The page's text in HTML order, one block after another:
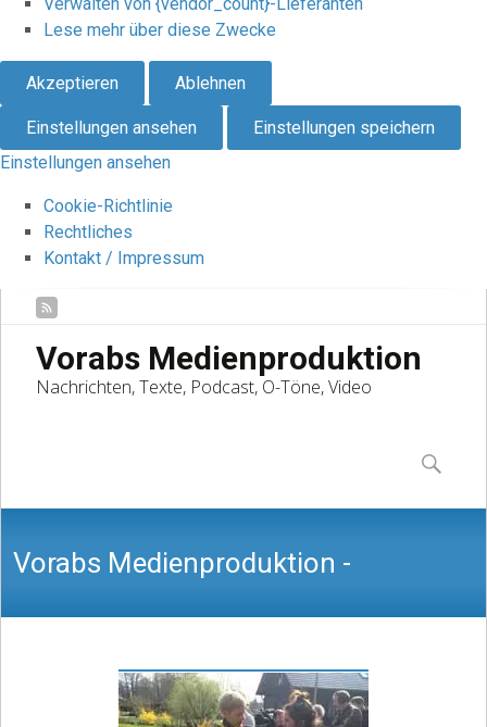
Lese mehr über diese Zwecke
Akzeptieren Ablehnen
Einstellungen ansehen
Einstellungen speichern
Einstellungen ansehen
Cookie-Richtlinie
Rechtliches
Kontakt / Impressum
Vorabs Medienproduktion
Nachrichten, Texte, Podcast, O-Töne, Video
content
Suchen
nach:
Vorabs Medienproduktion -
Nachrichten, Texte, Podcast, O-Töne,